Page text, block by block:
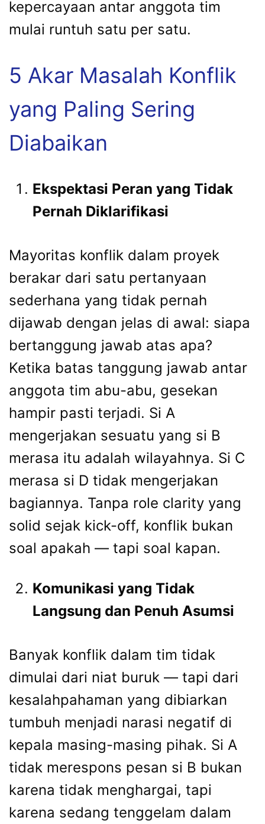
kepercayaan antar anggota tim
mulai runtuh satu per satu.
5 Akar Masalah Konflik
yang Paling Sering
Diabaikan
Ekspektasi Peran yang Tidak
Pernah Diklarifikasi
Mayoritas konflik dalam proyek
berakar dari satu pertanyaan
sederhana yang tidak pernah
dijawab dengan jelas di awal: siapa
bertanggung jawab atas apa?
Ketika batas tanggung jawab antar
anggota tim abu-abu, gesekan
hampir pasti terjadi. Si A
mengerjakan sesuatu yang si B
merasa itu adalah wilayahnya. Si C
merasa si D tidak mengerjakan
bagiannya. Tanpa role clarity yang
solid sejak kick-off, konflik bukan
soal apakah — tapi soal kapan.
Komunikasi yang Tidak
Langsung dan Penuh Asumsi
Banyak konflik dalam tim tidak
dimulai dari niat buruk — tapi dari
kesalahpahaman yang dibiarkan
tumbuh menjadi narasi negatif di
kepala masing-masing pihak. Si A
tidak merespons pesan si B bukan
karena tidak menghargai, tapi
karena sedang tenggelam dalam